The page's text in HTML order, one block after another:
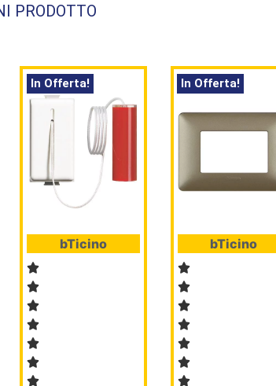
PRODOTTO
In Offerta!
bTicino
In Offerta!
bTicino